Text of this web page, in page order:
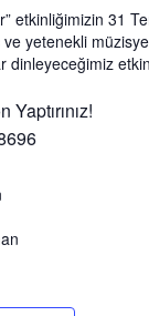
etkinliğimizin 31
yetenekli
dinleyeceğimiz